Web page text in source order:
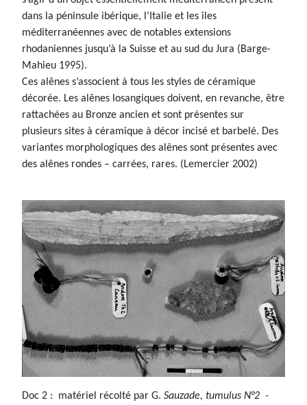
dans la péninsule ibérique, l’Italie et les îles
méditerranéennes avec de notables extensions
rhodaniennes jusqu’à la Suisse et au sud du Jura (Barge-
Mahieu 1995).
Ces alênes s’associent à tous les styles de céramique
décorée. Les alênes losangiques doivent, en revanche, être
rattachées au Bronze ancien et sont présentes sur
plusieurs sites à céramique à décor incisé et barbelé. Des
variantes morphologiques des alênes sont présentes avec
des alênes rondes – carrées, rares. (Lemercier 2002)
Doc 2 : matériel récolté par G. Sauzade, tumulus N°2 -